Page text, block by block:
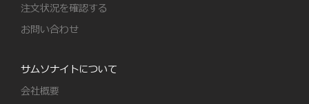
注文状況を確認する
お問い合わせ
サムソナイトについて
会社概要